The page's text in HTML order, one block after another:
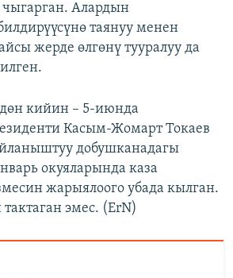
Алардын
таянуу менен
жерде өлгөнү тууралуу да
кийин – 5-июнда
Касым-Жомарт Токаев
добушканадагы
окуяларында каза
жарыялоого убада кылган.
эмес. (ErN)